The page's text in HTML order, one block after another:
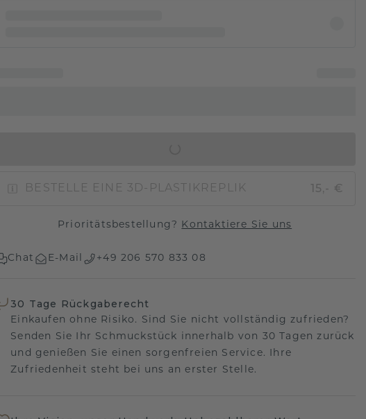
BESTELLE EINE 3D-PLASTIKREPLIK 15,- €
Prioritätsbestellung? Kontaktiere Sie uns
Chat E-Mail +49 206 570 833 08
30 Tage Rückgaberecht
Einkaufen ohne Risiko. Sind Sie nicht vollständig zufrieden?
Senden Sie Ihr Schmuckstück innerhalb von 30 Tagen zurück
und genießen Sie einen sorgenfreien Service. Ihre
Zufriedenheit steht bei uns an erster Stelle.